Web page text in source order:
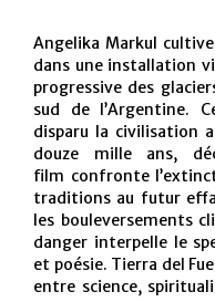
Angelika Markul
dans une installation
progressive des
sud de l’Argentine.
disparu la civilisation
douze mille ans,
film confronte
traditions au futur
les bouleversements
danger interpelle le
et poésie. Tierra del
entre science,